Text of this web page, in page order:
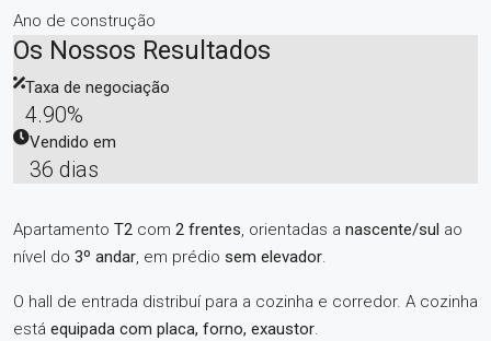
Ano de construção
Os Nossos Resultados
Taxa de negociação
4.90%
Vendido em
36 dias
Apartamento T2 com 2 frentes, orientadas a nascente/sul ao
nível do 3º andar, em prédio sem elevador.
O hall de entrada distribuí para a cozinha e corredor. A cozinha
está equipada com placa, forno, exaustor.